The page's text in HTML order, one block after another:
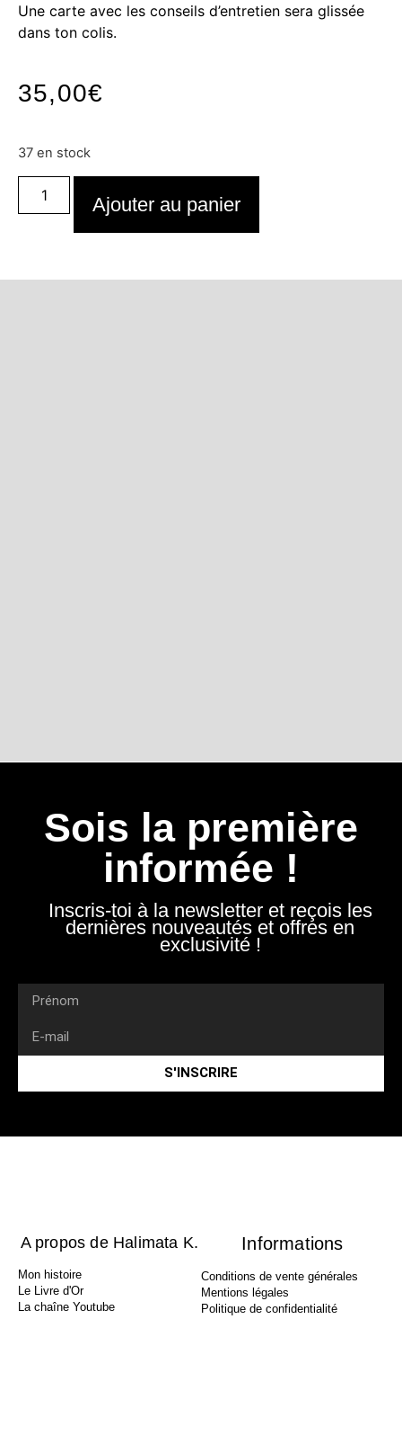
Une carte avec les conseils d’entretien sera glissée
dans ton colis.
35,00€
37 en stock
Ajouter au panier
Sois la première
informée !
Inscris-toi à la newsletter et reçois les
dernières nouveautés et offres en
exclusivité !
S'INSCRIRE
A propos de Halimata K.
Mon histoire
Le Livre d'Or
La chaîne Youtube
Informations
Conditions de vente générales
Mentions légales
Politique de confidentialité